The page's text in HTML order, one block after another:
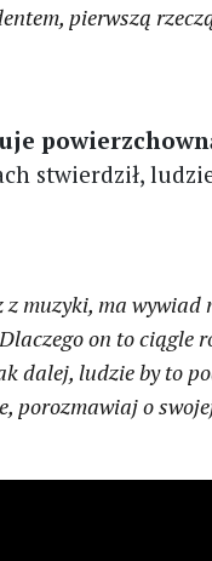
pierwszą
stwierdził,
muzyki, ma
on to ciągle
dalej, ludzie by to
porozmawiaj o